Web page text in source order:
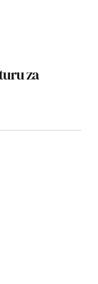
za